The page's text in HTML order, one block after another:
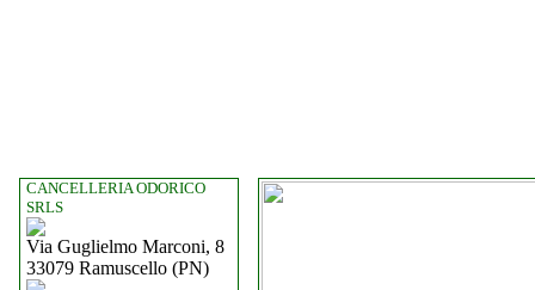
CANCELLERIA ODORICO
SRLS
Via Guglielmo Marconi, 8
33079 Ramuscello (PN)